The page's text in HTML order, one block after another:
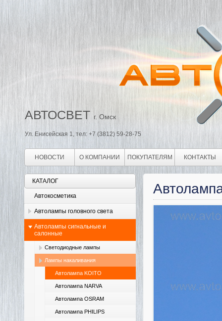
АВТОСВЕТ г. Омск
Ул. Енисейская 1, тел: +7 (3812) 59-28-75
НОВОСТИ О КОМПАНИИ ПОКУПАТЕЛЯМ КОНТАКТЫ
КАТАЛОГ
Автокосметика
Автолампы головного света
Автолампы сигнальные и
салонные
Светодиодные лампы
Лампы накаливания
Автолампа KOITO
Автолампа NARVA
Автолампа OSRAM
Автолампа PHILIPS